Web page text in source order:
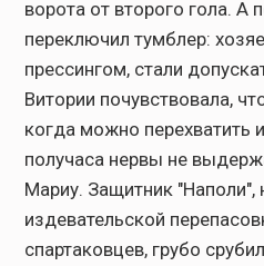
ворота от второго гола. А
переключил тумблер:
прессингом, стали
Витории почувствовала,
когда можно перехватить
получаса нервы не
Мариу. Защитник
издевательской
спартаковцев, грубо